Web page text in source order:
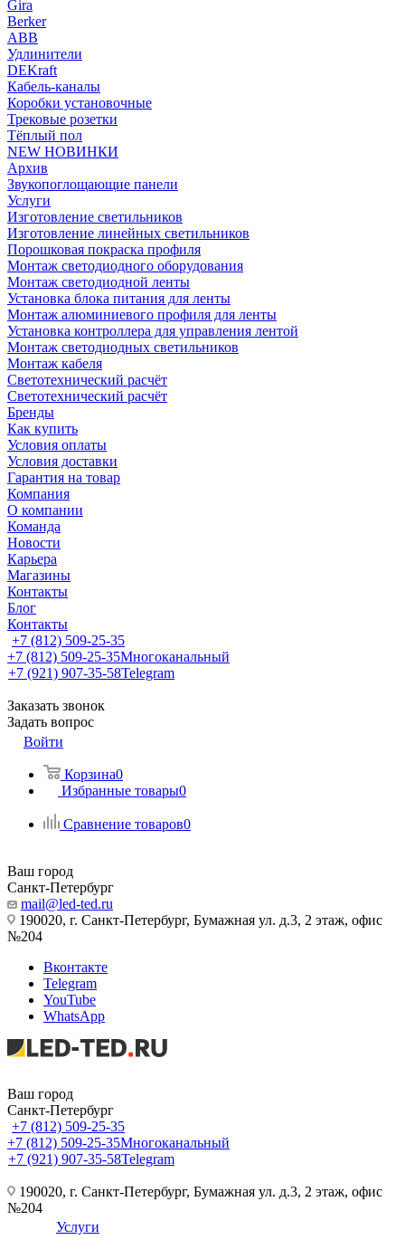
Gira
Berker
ABB
Удлинители
DEKraft
Кабель-каналы
Коробки установочные
Трековые розетки
Тёплый пол
NEW НОВИНКИ
Архив
Звукопоглощающие панели
Услуги
Изготовление светильников
Изготовление линейных светильников
Порошковая покраска профиля
Монтаж светодиодного оборудования
Монтаж светодиодной ленты
Установка блока питания для ленты
Монтаж алюминиевого профиля для ленты
Установка контроллера для управления лентой
Монтаж светодиодных светильников
Монтаж кабеля
Светотехнический расчёт
Светотехнический расчёт
Бренды
Как купить
Условия оплаты
Условия доставки
Гарантия на товар
Компания
О компании
Команда
Новости
Карьера
Магазины
Контакты
Блог
Контакты
+7 (812) 509-25-35
+7 (812) 509-25-35Многоканальный
+7 (921) 907-35-58Telegram
Заказать звонок
Задать вопрос
Войти
Корзина0
Избранные товары0
Сравнение товаров0
Ваш город
Санкт-Петербург
mail@led-ted.ru
190020, г. Санкт-Петербург, Бумажная ул. д.3, 2 этаж, офис
№204
Вконтакте
Telegram
YouTube
WhatsApp
Ваш город
Санкт-Петербург
+7 (812) 509-25-35
+7 (812) 509-25-35Многоканальный
+7 (921) 907-35-58Telegram
190020, г. Санкт-Петербург, Бумажная ул. д.3, 2 этаж, офис
№204
Услуги